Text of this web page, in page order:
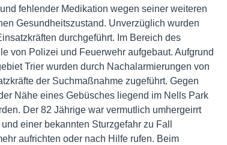
fehlender Medikation wegen seiner weiteren
Gesundheitszustand. Unverzüglich wurden
durchgeführt. Im Bereich des
von Polizei und Feuerwehr aufgebaut. Aufgrund
Trier wurden durch Nachalarmierungen von
der Suchmaßnahme zugeführt. Gegen
Nähe eines Gebüsches liegend im Nells Park
Der 82 Jährige war vermutlich umhergeirrt
einer bekannten Sturzgefahr zu Fall
aufrichten oder nach Hilfe rufen. Beim